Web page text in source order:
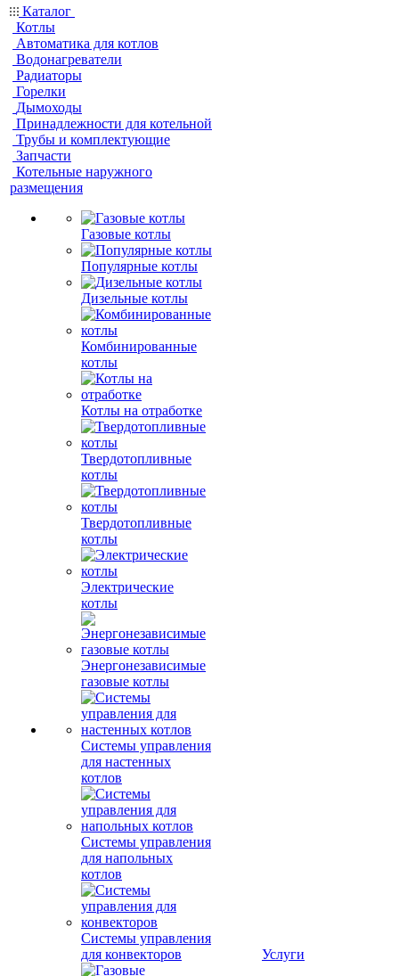
Каталог
Котлы
Автоматика для котлов
Водонагреватели
Радиаторы
Горелки
Дымоходы
Принадлежности для котельной
Трубы и комплектующие
Запчасти
Котельные наружного
размещения
Газовые котлы
Популярные котлы
Дизельные котлы
Комбинированные
котлы
Котлы на отработке
Твердотопливные
котлы
Твердотопливные
котлы
Электрические
котлы
Энергонезависимые
газовые котлы
Системы управления
для настенных
котлов
Системы управления
для напольных
котлов
Системы управления
для конвекторов
Услуги